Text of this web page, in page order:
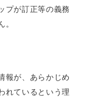
プが訂正等の義務
。
報が、あらかじめ
れているという理